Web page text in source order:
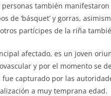
personas también
de ‘básquet’ y gorras,
partícipes de la riña
afectado, es un joven
y por el momento se
fue capturado por las
a muy temprana edad.